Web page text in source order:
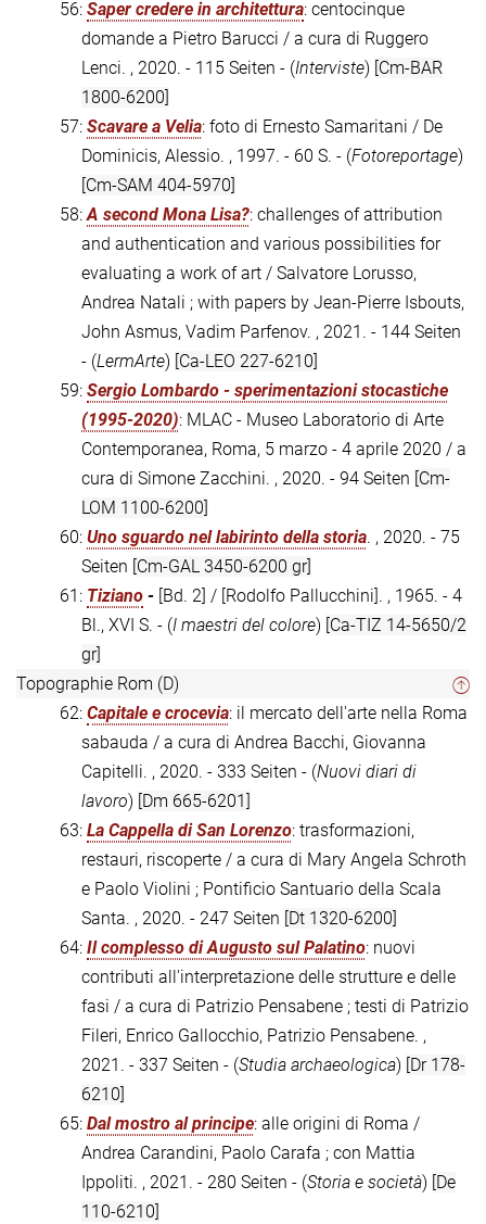
56: Saper credere in architettura: centocinque
domande a Pietro Barucci / a cura di Ruggero
Lenci. , 2020. - 115 Seiten - (Interviste) [Cm-BAR
1800-6200]
57: Scavare a Velia: foto di Ernesto Samaritani / De
Dominicis, Alessio. , 1997. - 60 S. - (Fotoreportage)
[Cm-SAM 404-5970]
58:A second Mona Lisa?: challenges of attribution
and authentication and various possibilities for
evaluating a work of art / Salvatore Lorusso,
Andrea Natali ; with papers by Jean-Pierre Isbouts,
John Asmus, Vadim Parfenov. , 2021. - 144 Seiten
- (LermArte) [Ca-LEO 227-6210]
59: Sergio Lombardo - sperimentazioni stocastiche
(1995-2020): MLAC - Museo Laboratorio di Arte
Contemporanea, Roma, 5 marzo - 4 aprile 2020 / a
cura di Simone Zacchini. , 2020. - 94 Seiten [Cm-
LOM 1100-6200]
60: Uno sguardo nel labirinto della storia. , 2020. - 75
Seiten [Cm-GAL 3450-6200 gr]
61: Tiziano - [Bd. 2] / [Rodolfo Pallucchini]. , 1965. - 4
Bl., XVI S. - (I maestri del colore) [Ca-TIZ 14-5650/2
gr]
Topographie Rom (D)
62: Capitale e crocevia: il mercato dell'arte nella Roma
sabauda / a cura di Andrea Bacchi, Giovanna
Capitelli. , 2020. - 333 Seiten - (Nuovi diari di
lavoro) [Dm 665-6201]
63: La Cappella di San Lorenzo: trasformazioni,
restauri, riscoperte / a cura di Mary Angela Schroth
e Paolo Violini ; Pontificio Santuario della Scala
Santa. , 2020. - 247 Seiten [Dt 1320-6200]
64: Il complesso di Augusto sul Palatino: nuovi
contributi all'interpretazione delle strutture e delle
fasi / a cura di Patrizio Pensabene ; testi di Patrizio
Fileri, Enrico Gallocchio, Patrizio Pensabene. ,
2021. - 337 Seiten - (Studia archaeologica) [Dr 178-
6210]
65: Dal mostro al principe: alle origini di Roma /
Andrea Carandini, Paolo Carafa ; con Mattia
Ippoliti. , 2021. - 280 Seiten - (Storia e società) [De
110-6210]